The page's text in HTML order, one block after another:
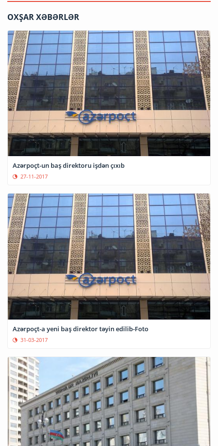
OXŞAR XƏBƏRLƏR
Azərpoçt-un baş direktoru işdən çıxıb
27-11-2017
Azərpoçt-a yeni baş direktor təyin edilib-Foto
31-03-2017